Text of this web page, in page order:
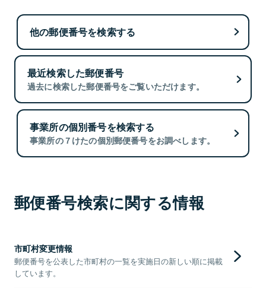
他の郵便番号を検索する
最近検索した郵便番号
過去に検索した郵便番号をご覧いただけます。
事業所の個別番号を検索する
事業所の７けたの個別郵便番号をお調べします。
郵便番号検索に関する情報
市町村変更情報
郵便番号を公表した市町村の一覧を実施日の新しい順に掲載
しています。